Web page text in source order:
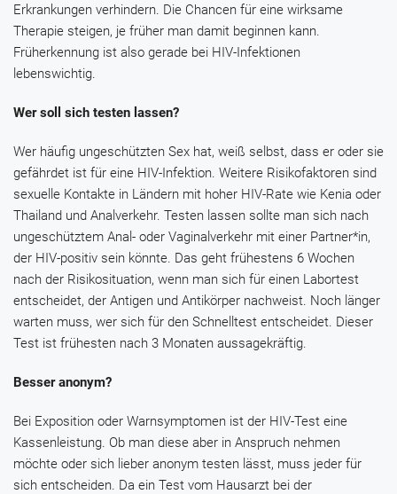
Erkrankungen verhindern. Die Chancen für eine wirksame
Therapie steigen, je früher man damit beginnen kann.
Früherkennung ist also gerade bei HIV-Infektionen
lebenswichtig.
Wer soll sich testen lassen?
Wer häufig ungeschützten Sex hat, weiß selbst, dass er oder sie
gefährdet ist für eine HIV-Infektion. Weitere Risikofaktoren sind
sexuelle Kontakte in Ländern mit hoher HIV-Rate wie Kenia oder
Thailand und Analverkehr. Testen lassen sollte man sich nach
ungeschütztem Anal- oder Vaginalverkehr mit einer Partner*in,
der HIV-positiv sein könnte. Das geht frühestens 6 Wochen
nach der Risikosituation, wenn man sich für einen Labortest
entscheidet, der Antigen und Antikörper nachweist. Noch länger
warten muss, wer sich für den Schnelltest entscheidet. Dieser
Test ist frühesten nach 3 Monaten aussagekräftig.
Besser anonym?
Bei Exposition oder Warnsymptomen ist der HIV-Test eine
Kassenleistung. Ob man diese aber in Anspruch nehmen
möchte oder sich lieber anonym testen lässt, muss jeder für
sich entscheiden. Da ein Test vom Hausarzt bei der